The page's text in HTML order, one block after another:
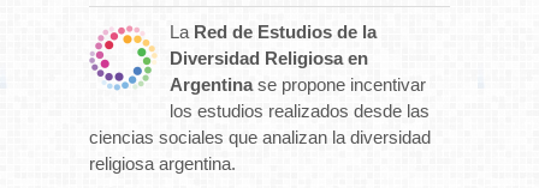
La Red de Estudios de la
Diversidad Religiosa en
Argentinase propone incentivar
los estudios realizados desde las
ciencias sociales que analizan la diversidad
religiosa argentina.